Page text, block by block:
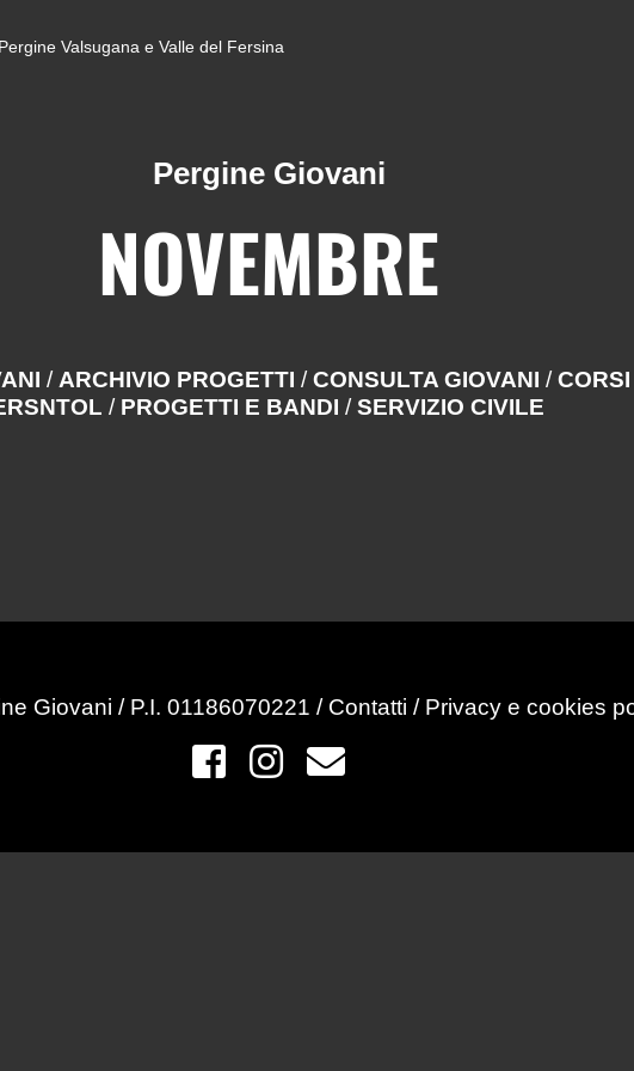
Valsugana e Valle del Fersina
Pergine Giovani
NOVEMBRE
/ ARCHIVIO PROGETTI /CONSULTA GIOVANI /CORSI
/ PROGETTI E BANDI /SERVIZIO CIVILE
Giovani / P.I. 01186070221 / Contatti / Privacy e cookies